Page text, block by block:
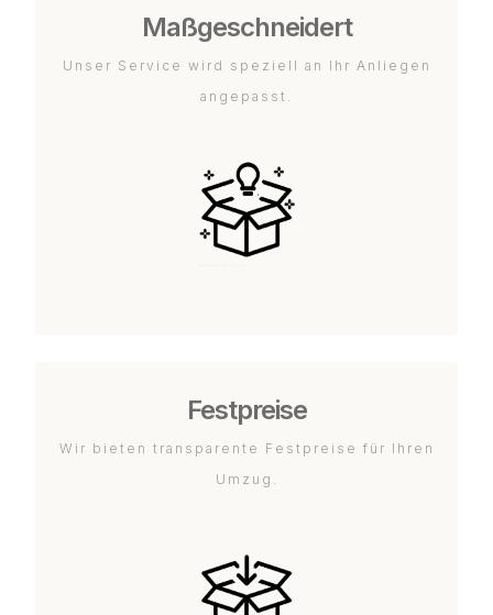
Maßgeschneidert
Unser Service wird speziell an Ihr Anliegen
angepasst.
Festpreise
Wir bieten transparente Festpreise für Ihren
Umzug.